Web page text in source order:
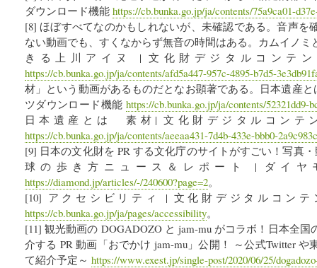
ダウンロード機能 https://cb.bunka.go.jp/ja/contents/75a9ca01-
[8] ほぼすべてなのかもしれないが、未確認である。音声を
ない動画でも、すくなからず無音の時間はある。カムイノ
きる上川アイヌ | 文化財デジタルコンテ
https://cb.bunka.go.jp/ja/contents/afd5a447-957c-4895-b7d5-
材」という動画があるものだとなお顕著である。日本遺産
ツダウンロード機能 https://cb.bunka.go.jp/ja/contents/52321dd9-
日本遺産とは 素材| 文化財デジタルコンテ
https://cb.bunka.go.jp/ja/contents/aeeaa431-7d4b-433e-bbb0-
[9] 日本の文化財を PR する文化庁のサイトがすごい！写真
球の歩き方ニュース＆レポート | ダイヤ
https://diamond.jp/articles/-/240600?page=2。
[10] アクセシビリティ | 文化財デジタルコン
https://cb.bunka.go.jp/ja/pages/accessibility。
[11] 観光動画の DOGADOZO と jam-mu がコラボ！日本全
介する PR 動画「おでかけ jam-mu」公開！ ～公式Twitter
て紹介予定～ https://www.exest.jp/single-post/2020/06/25/